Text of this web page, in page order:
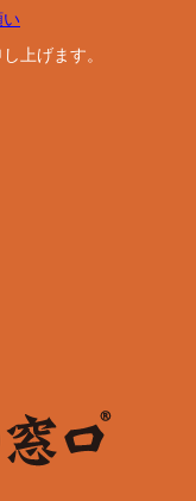
い
上げます。